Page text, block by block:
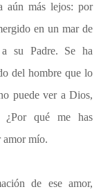
aún más lejos: por
en un mar de
su Padre. Se ha
del hombre que lo
puede ver a Dios,
¿Por qué me has
amor mío.
de ese amor,